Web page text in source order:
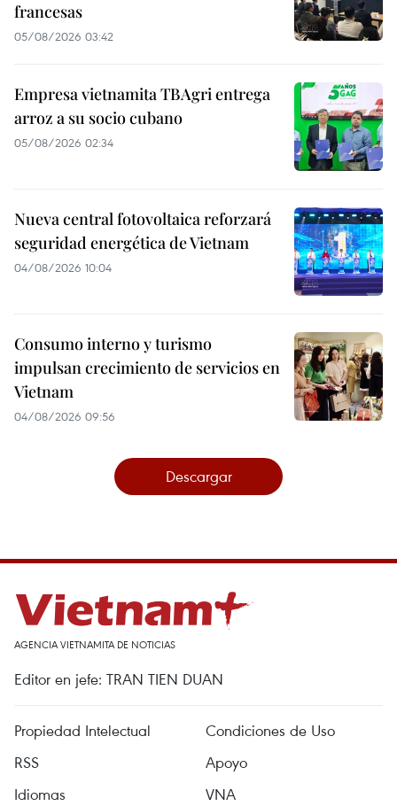
francesas
05/08/2026 03:42
Empresa vietnamita TBAgri entrega
arroz a su socio cubano
05/08/2026 02:34
Nueva central fotovoltaica reforzará
seguridad energética de Vietnam
04/08/2026 10:04
Consumo interno y turismo
impulsan crecimiento de servicios en
Vietnam
04/08/2026 09:56
Descargar
AGENCIA VIETNAMITA DE NOTICIAS
Editor en jefe: TRAN TIEN DUAN
Propiedad Intelectual
Condiciones de Uso
RSS
Apoyo
Idiomas
VNA